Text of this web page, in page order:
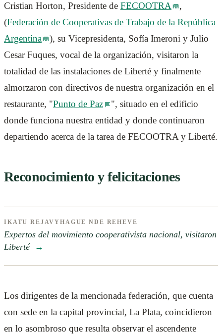
Cristian Horton, Presidente de FECOOTRA
,
(Federación de Cooperativas de Trabajo de la República
Argentina
), su Vicepresidenta, Sofía Imeroni y Julio
Cesar Fuques, vocal de la organización, visitaron la
totalidad de las instalaciones de Liberté y finalmente
almorzaron con directivos de nuestra organización en el
restaurante, "Punto de Paz
", situado en el edificio
donde funciona nuestra entidad y donde continuaron
departiendo acerca de la tarea de FECOOTRA y Liberté.
Reconocimiento y felicitaciones
IKATU REJAVYHAGUE NDE REHEVE
Expertos del movimiento cooperativista nacional, visitaron
Liberté →
Los dirigentes de la mencionada federación, que cuenta
con sede en la capital provincial, La Plata, coincidieron
en lo asombroso que resulta observar el ascendente